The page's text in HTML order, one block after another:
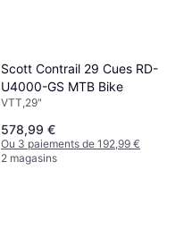
Scott Contrail 29 Cues RD-
U4000-GS MTB Bike
VTT,29"
578,99 €
Ou 3 paiements de 192,99 €
2 magasins